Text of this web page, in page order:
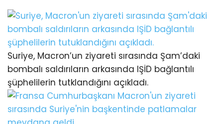
Suriye, Macron’un ziyareti sırasında Şam’daki
bombalı saldırıların arkasında IŞİD bağlantılı
şüphelilerin tutklandığını açıkladı.